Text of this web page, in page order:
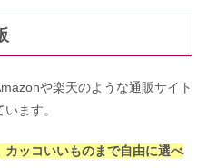
や楽天のような通販サイト
ます。
ッコいいものまで自由に選べ